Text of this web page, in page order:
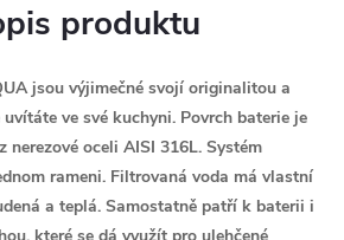
produktu
jsou výjimečné svojí originalitou a
ve své kuchyni. Povrch baterie je
nerezové oceli AISI 316L. Systém
rameni. Filtrovaná voda má vlastní
a teplá. Samostatně patří k baterii i